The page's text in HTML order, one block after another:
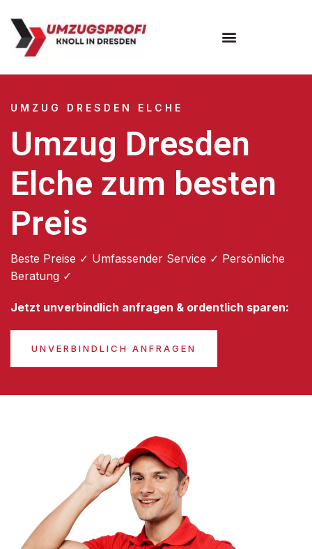
UMZUG DRESDEN ELCHE
Umzug Dresden
Elche zum besten
Preis
Beste Preise ✓ Umfassender Service ✓ Persönliche
Beratung ✓
Jetzt unverbindlich anfragen & ordentlich sparen:
UNVERBINDLICH ANFRAGEN